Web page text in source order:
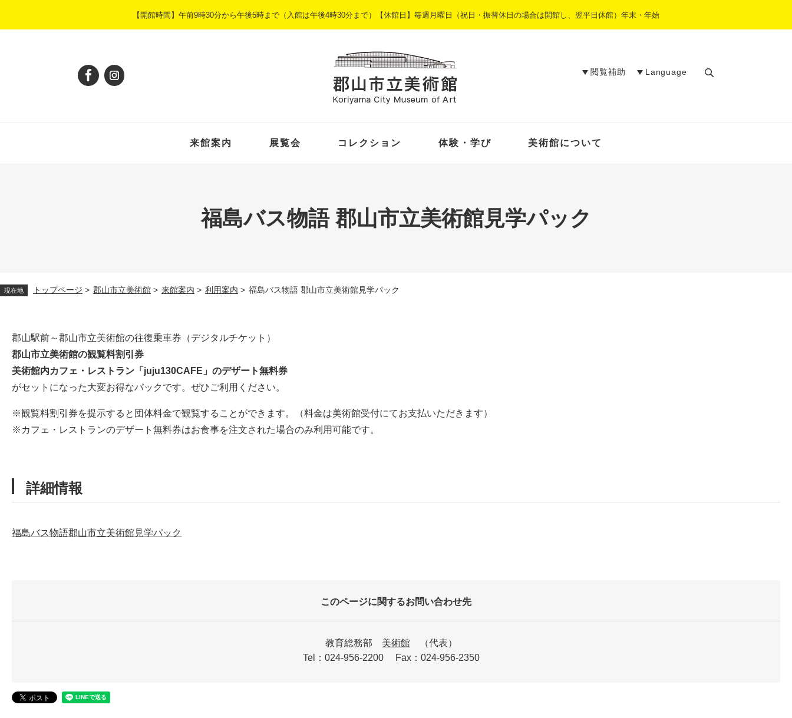
【開館時間】午前9時30分から午後5時まで（入館は午後4時30分まで）【休館日】毎週月曜日（祝日・振替休日の場合は開館し、翌平日休館）年末・年始
閲覧補助 Language
検
来館案内 展覧会 コレクション 体験・学び 美術館について
福島バス物語 郡山市立美術館見学パック
現在地 トップページ > 郡山市立美術館 > 来館案内 > 利用案内 > 福島バス物語 郡山市立美術館見学パック
文
郡山駅前～郡山市立美術館の往復乗車券（デジタルチケット）
郡山市立美術館の観覧料割引券
美術館内カフェ・レストラン「juju130CAFE」のデザート無料券
がセットになった大変お得なパックです。ぜひご利用ください。
※観覧料割引券を提示すると団体料金で観覧することができます。（料金は美術館受付にてお支払いただきます）
※カフェ・レストランのデザート無料券はお食事を注文された場合のみ利用可能です。
詳細情報
福島バス物語郡山市立美術館見学パック
このページに関するお問い合わせ先
教育総務部 美術館
代表
Tel：024-956-2200
Fax：024-956-2350